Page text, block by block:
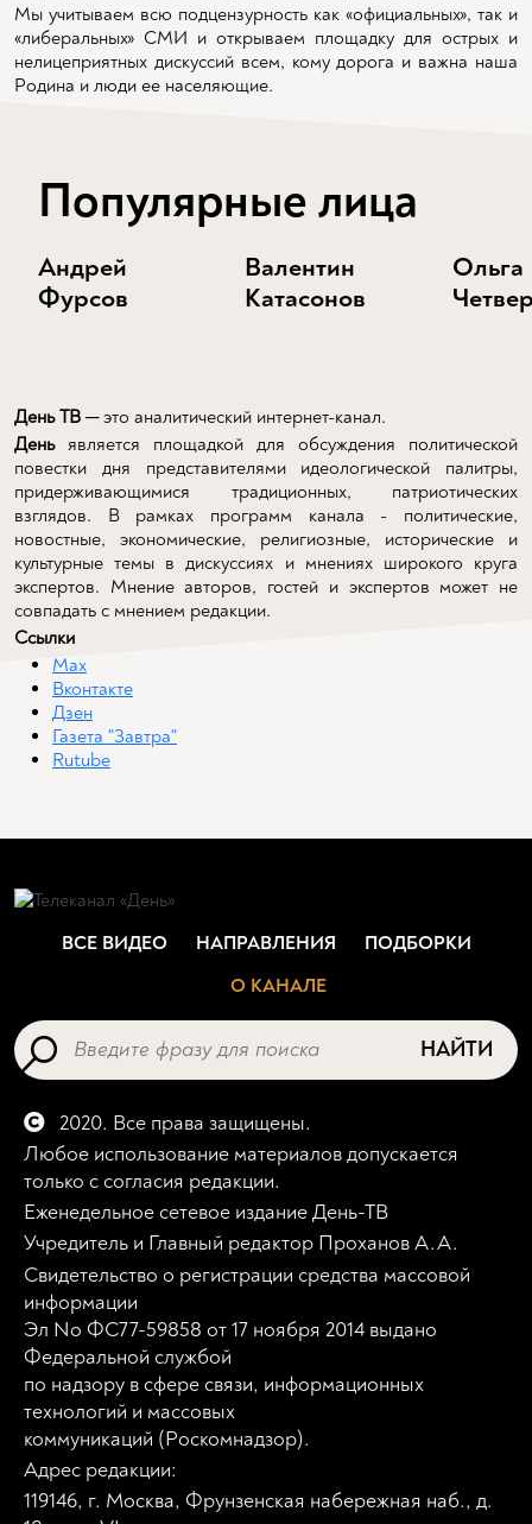
Мы учитываем всю подцензурность как «официальных», так и
«либеральных» СМИ и открываем площадку для острых и
нелицеприятных дискуссий всем, кому дорога и важна наша
Родина и люди ее населяющие.
Популярные лица
Андрей
Фурсов
Валентин
Катасонов
Ольга
День ТВ ─ это аналитический интернет-канал.
Деньявляется площадкой для обсуждения политической
повестки дня представителями идеологической палитры,
придерживающимися традиционных, патриотических
взглядов. В рамках программ канала - политические,
новостные, экономические, религиозные, исторические и
культурные темы в дискуссиях и мнениях широкого круга
экспертов. Мнение авторов, гостей и экспертов может не
совпадать с мнением редакции.
Ссылки
Max
Вконтакте
Дзен
Газета "Завтра"
Rutube
ВСЕ ВИДЕО НАПРАВЛЕНИЯ
ПОДБОРКИ
О КАНАЛЕ
НАЙТИ
2020. Все права защищены.
Любое использование материалов допускается
только с согласия редакции.
Еженедельное сетевое издание День-ТВ
Учредитель и Главный редактор Проханов А.А.
Свидетельство о регистрации средства массовой
информации
Эл No ФС77-59858 от 17 ноября 2014 выдано
Федеральной службой
по надзору в сфере связи, информационных
технологий и массовых
коммуникаций (Роскомнадзор).
Адрес редакции:
119146, г. Москва, Фрунзенская набережная наб., д.